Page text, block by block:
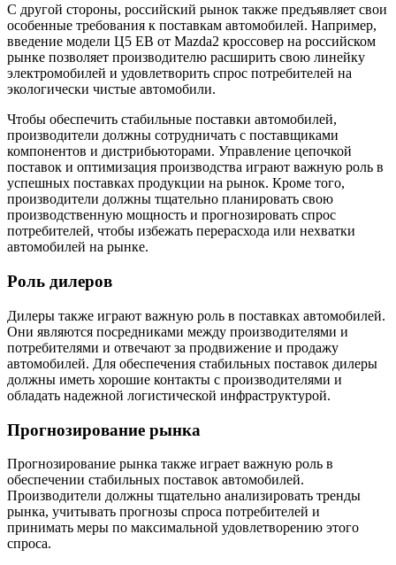
С другой стороны, российский рынок также предъявляет свои
особенные требования к поставкам автомобилей. Например,
введение модели Ц5 ЕВ от Mazda2 кроссовер на российском
рынке позволяет производителю расширить свою линейку
электромобилей и удовлетворить спрос потребителей на
экологически чистые автомобили.
Чтобы обеспечить стабильные поставки автомобилей,
производители должны сотрудничать с поставщиками
компонентов и дистрибьюторами. Управление цепочкой
поставок и оптимизация производства играют важную роль в
успешных поставках продукции на рынок. Кроме того,
производители должны тщательно планировать свою
производственную мощность и прогнозировать спрос
потребителей, чтобы избежать перерасхода или нехватки
автомобилей на рынке.
Роль дилеров
Дилеры также играют важную роль в поставках автомобилей.
Они являются посредниками между производителями и
потребителями и отвечают за продвижение и продажу
автомобилей. Для обеспечения стабильных поставок дилеры
должны иметь хорошие контакты с производителями и
обладать надежной логистической инфраструктурой.
Прогнозирование рынка
Прогнозирование рынка также играет важную роль в
обеспечении стабильных поставок автомобилей.
Производители должны тщательно анализировать тренды
рынка, учитывать прогнозы спроса потребителей и
принимать меры по максимальной удовлетворению этого
спроса.